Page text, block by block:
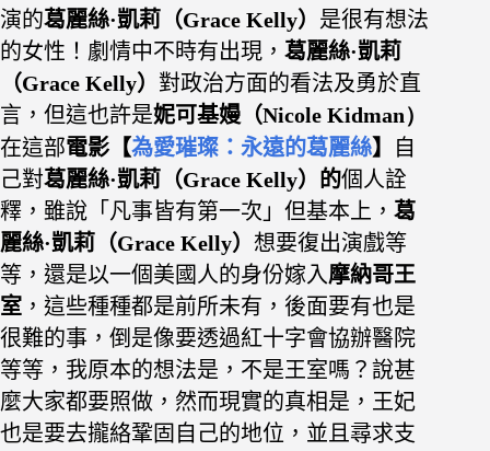
演的葛麗絲·凱莉（Grace Kelly） 是很有想法
的女性！劇情中不時有出現， 葛麗絲·凱莉
（Grace Kelly） 對政治方面的看法及勇於直
言，但這也許是妮可基嫚（Nicole Kidman）
在這部電影【為愛璀璨：永遠的葛麗絲】
自
己對葛麗絲·凱莉（Grace Kelly）的個人詮
釋，雖說「凡事皆有第一次」但基本上， 葛
麗絲·凱莉（Grace Kelly） 想要復出演戲等
等，還是以一個美國人的身份嫁入摩納哥王
室 ，這些種種都是前所未有，後面要有也是
很難的事，倒是像要透過紅十字會協辦醫院
等等，我原本的想法是，不是王室嗎？說甚
麼大家都要照做，然而現實的真相是，王妃
也是要去攏絡鞏固自己的地位，並且尋求支